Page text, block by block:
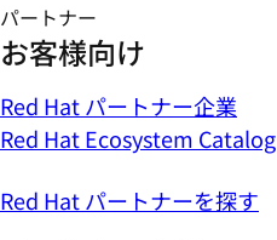
パートナー
お客様向け
Red Hat パートナー企業
Red Hat Ecosystem Catalog
Red Hat パートナーを探す